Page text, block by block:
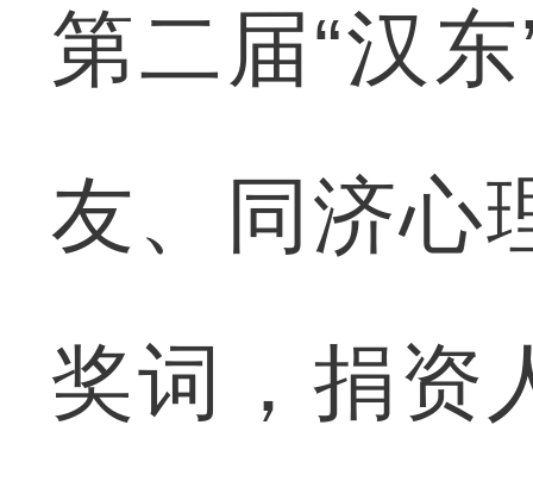
第二届“汉
友、同济心
奖词，捐资